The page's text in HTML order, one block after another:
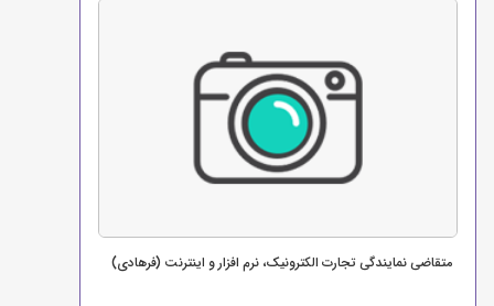
متقاضی نمایندگی تجارت الکترونیک، نرم افزار و اینترنت (فرهادی)